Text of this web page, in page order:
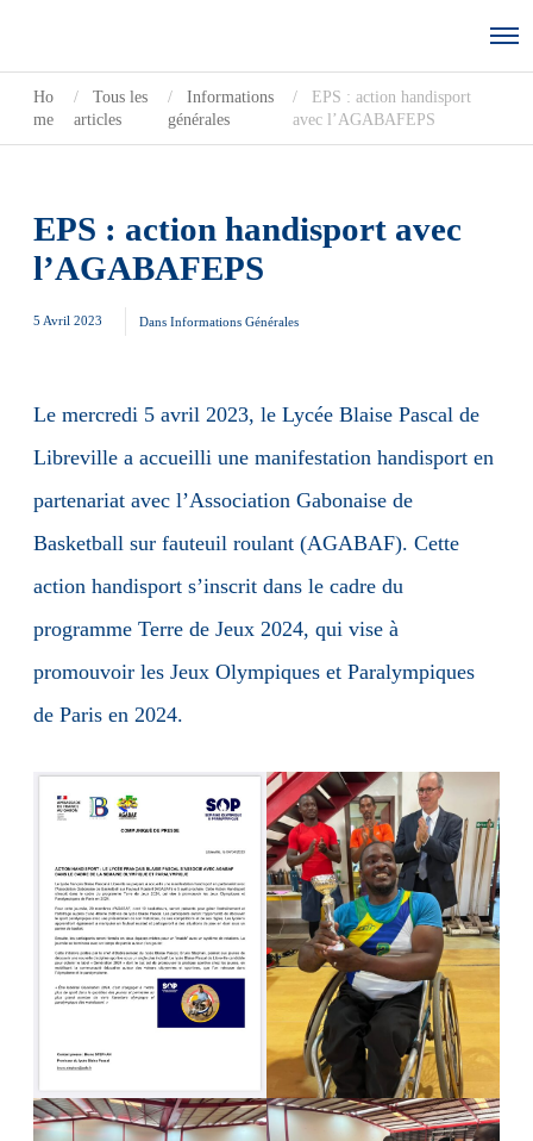
Ho
me
Tous les
articles
Informations
générales
EPS : action handisport
avec l’AGABAFEPS
EPS : action handisport avec
l’AGABAFEPS
5 Avril 2023 Dans Informations Générales
Le mercredi 5 avril 2023, le Lycée Blaise Pascal de
Libreville a accueilli une manifestation handisport en
partenariat avec l’Association Gabonaise de
Basketball sur fauteuil roulant (AGABAF). Cette
action handisport s’inscrit dans le cadre du
programme Terre de Jeux 2024, qui vise à
promouvoir les Jeux Olympiques et Paralympiques
de Paris en 2024.